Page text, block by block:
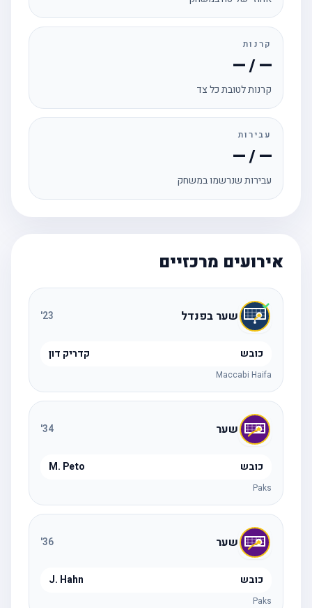
קרנות
— / —
קרנות לטובת כל צד
עבירות
— / —
עבירות שנרשמו במשחק
אירועים מרכזיים
שער בפנדל 23
'
כובש קדריק דון
Maccabi Haifa
שער 34
'
כובש M. Peto
Paks
שער 36
'
כובש J. Hahn
Paks